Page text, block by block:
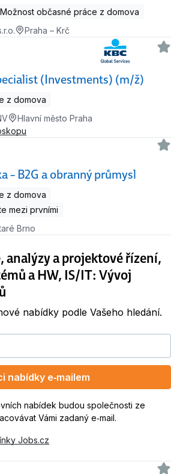
Možnost občasné práce z domova
Praha – Krč
(Investments) (m/ž)
z domova
Hlavní město Praha
– B2G a obranný průmysl
z domova
mezi prvními
Brno
analýzy a projektové řízení,
a HW, IS/IT: Vývoj
nabídky podle Vašeho hledání.
nabídky e‑mailem
nabídek budou společnosti ze
Vámi zadaný e‑mail.
Jobs.cz